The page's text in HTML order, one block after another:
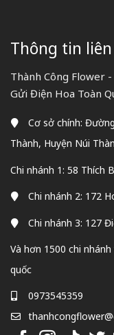
Thông tin
Thành Công Flower
Gửi Điện Hoa Toàn
Cơ sở chính:
Thành, Huyện Núi
Chi nhánh 1: 58 Thích
Chi nhánh 2: 172
Chi nhánh 3: 127
Và hơn 1500 chi
quốc
0973545359